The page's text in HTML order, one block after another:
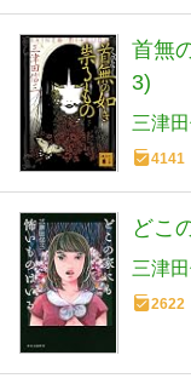
首無
3)
三津
4141
どこ
三津
2622